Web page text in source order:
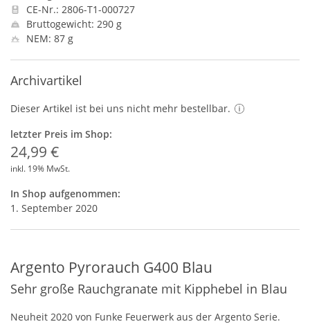
CE-Nr.: 2806-T1-000727
Bruttogewicht: 290 g
NEM: 87 g
Archivartikel
Dieser Artikel ist bei uns nicht mehr bestellbar.
letzter Preis im Shop:
24,99 €
inkl. 19% MwSt.
In Shop aufgenommen:
1. September 2020
Argento Pyrorauch G400 Blau
Sehr große Rauchgranate mit Kipphebel in Blau
Neuheit 2020 von Funke Feuerwerk aus der Argento Serie.